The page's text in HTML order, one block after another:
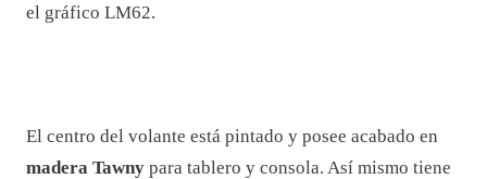
el gráfico LM62.
El centro del volante está pintado y posee acabado en
madera Tawny para tablero y consola. Así mismo tiene